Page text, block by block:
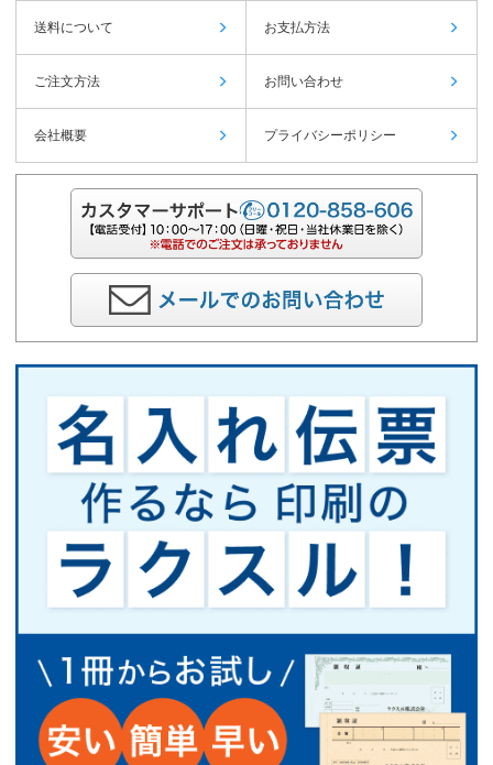
送料について お支払方法
ご注文方法 お問い合わせ
会社概要 プライバシーポリシー